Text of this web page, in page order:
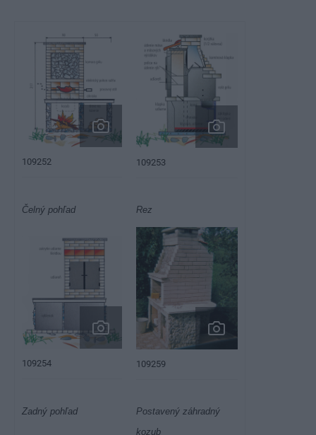
109252 109253
Čelný pohľad Rez
109254 109259
Zadný pohľad
Postavený záhradný
kozub